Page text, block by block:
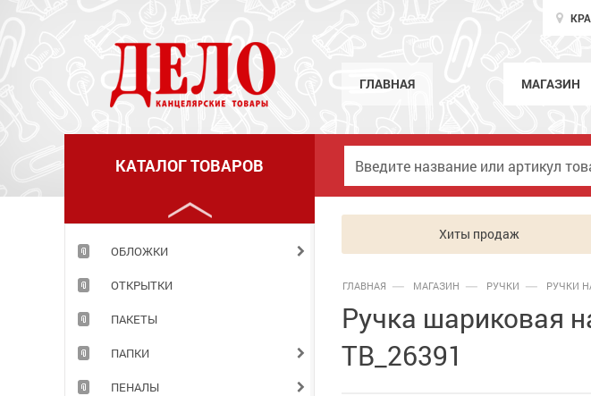
ГЛАВНАЯ МАГАЗИН
КАТАЛОГ ТОВАРОВ
НАБОРЫ ДЕТСКИЕ
НАБОРЫ ОФИСНЫЕ
НОЖНИЦЫ
ОБЛОЖКИ
ОТКРЫТКИ
ПАКЕТЫ
ПАПКИ
ПЕНАЛЫ
Хиты продаж
ГЛАВНАЯ МАГАЗИН РУЧКИ РУЧКИ
Ручка шариковая
TB_26391